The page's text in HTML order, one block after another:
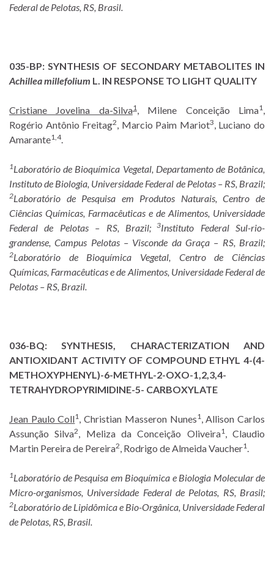
Federal de Pelotas, RS, Brasil.
035-BP: SYNTHESIS OF SECONDARY METABOLITES IN
Achillea millefolium L. IN RESPONSE TO LIGHT QUALITY
Cristiane Jovelina da-Silva1, Milene Conceição Lima1
Rogério Antônio Freitag2 , Marcio Paim Mariot3 , Luciano do
Amarante1,4.
1Laboratório de Bioquímica Vegetal, Departamento de Botânica,
Instituto de Biologia, Universidade Federal de Pelotas – RS, Brazil;
2Laboratório de Pesquisa em Produtos Naturais, Centro de
Ciências Químicas, Farmacêuticas e de Alimentos, Universidade
Federal de Pelotas – RS, Brazil;3Instituto Federal Sul-rio-
grandense, Campus Pelotas – Visconde da Graça – RS, Brazil;
2Laboratório de Bioquímica Vegetal, Centro de Ciências
Químicas, Farmacêuticas e de Alimentos, Universidade Federal de
Pelotas – RS, Brazil.
036-BQ: SYNTHESIS, CHARACTERIZATION AND
ANTIOXIDANT ACTIVITY OF COMPOUND ETHYL 4-(4-
METHOXYPHENYL)-6-METHYL-2-OXO-1,2,3,4-
TETRAHYDROPYRIMIDINE-5- CARBOXYLATE
Jean Paulo Coll1 , Christian Masseron Nunes1, Allison Carlos
Assunção Silva2 , Meliza da Conceição Oliveira1, Claudio
Martin Pereira de Pereira2 , Rodrigo de Almeida Vaucher1
1Laboratório de Pesquisa em Bioquímica e Biologia Molecular de
Micro-organismos, Universidade Federal de Pelotas, RS, Brasil;
2Laboratório de Lipidômica e Bio-Orgânica, Universidade Federal
de Pelotas, RS, Brasil.